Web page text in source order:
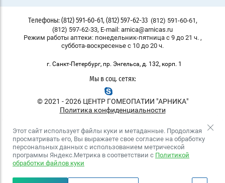
Телефоны: (812) 591-60-61, (812) 597-62-33 (812) 591-60-61,
(812) 597-62-33, E-mail: arnica@arnicas.ru
Режим работы аптеки: понедельник-пятница с 9 до 21 ч. ,
суббота-воскресенье с 10 до 20 ч.
г. Санкт-Петербург, пр. Энгельса, д. 132, корп. 1
Мы в соц. сетях:
© 2021 - 2026 ЦЕНТР ГОМЕОПАТИИ "АРНИКА"
Политика конфиденциальности
Этот сайт использует файлы куки и метаданные. Продолжая
просматривать его, Вы выражаете свое согласие на обработку
персональных данных с использованием метрической
программы Яндекс.Метрика в соответствии с Политикой
обработки файлов куки